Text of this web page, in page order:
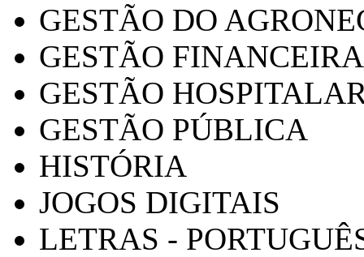
GESTÃO DO
GESTÃO FINANCEIRA
GESTÃO
GESTÃO PÚBLICA
HISTÓRIA
JOGOS DIGITAIS
LETRAS -